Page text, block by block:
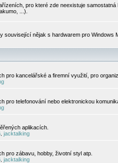
pro které zde neexistuje
...).
související nějak s hardwarem pro Windows
pro kancelářské a firemní využití, pro
pro telefonování nebo elektronickou
aplikacích.
jacktalking
pro zábavu, hobby, životní styl atp.
jacktalking